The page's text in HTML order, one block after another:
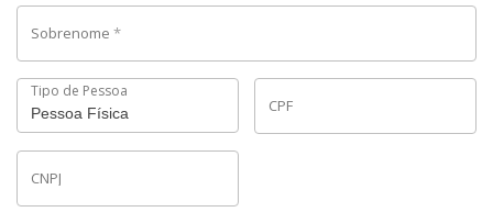
Sobrenome *
Tipo de Pessoa
CPF
CNPJ